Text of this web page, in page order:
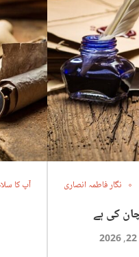
نگار فاطمہ انصاری
کی ہے
آپ کا